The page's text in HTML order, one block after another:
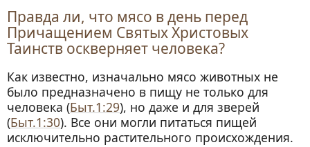
Правда ли, что мясо в день перед
Причащением Святых Христовых
Таинств оскверняет человека?
Как известно, изначально мясо животных не
было предназначено в пищу не только для
человека (Быт.1:29), но даже и для зверей
(Быт.1:30). Все они могли питаться пищей
исключительно растительного происхождения.